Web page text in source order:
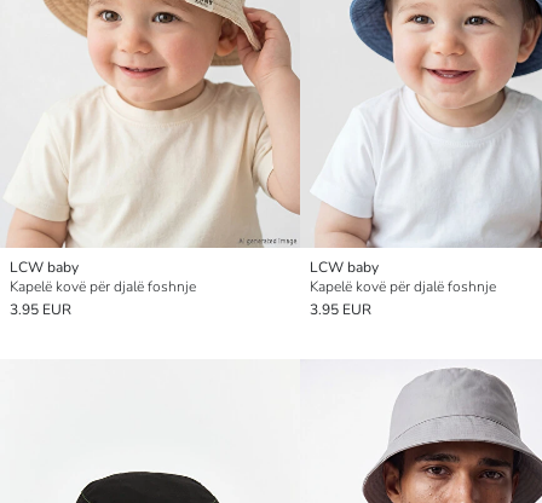
LCW baby
Kapelë kovë për djalë foshnje
3.95 EUR
LCW baby
Kapelë kovë për djalë foshnje
3.95 EUR